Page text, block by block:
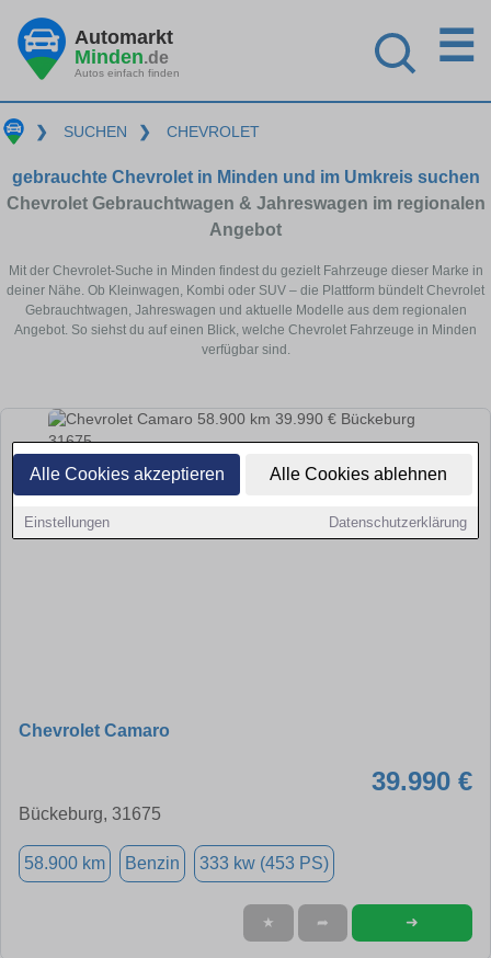
Alle Cookies akzeptieren Alle Cookies ablehnen
Einstellungen Datenschutzerklärung
Automarkt
Minden.de
Autos einfach finden
☰
❯ SUCHEN ❯ CHEVROLET
gebrauchte Chevrolet in Minden und im Umkreis suchen
Chevrolet Gebrauchtwagen & Jahreswagen im regionalen
Angebot
Mit der Chevrolet-Suche in Minden findest du gezielt Fahrzeuge dieser Marke in
deiner Nähe. Ob Kleinwagen, Kombi oder SUV – die Plattform bündelt Chevrolet
Gebrauchtwagen, Jahreswagen und aktuelle Modelle aus dem regionalen
Angebot. So siehst du auf einen Blick, welche Chevrolet Fahrzeuge in Minden
verfügbar sind.
Chevrolet Camaro
39.990 €
Bückeburg, 31675
58.900 km Benzin 333 kw (453 PS)
★ ➦ ➜